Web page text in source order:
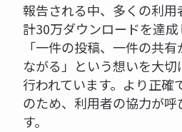
報告される中、多くの利
計30万ダウンロードを達成
「一件の投稿、一件の共
ながる」という想いを大
行われています。より正確
のため、利用者の協力が呼
す。